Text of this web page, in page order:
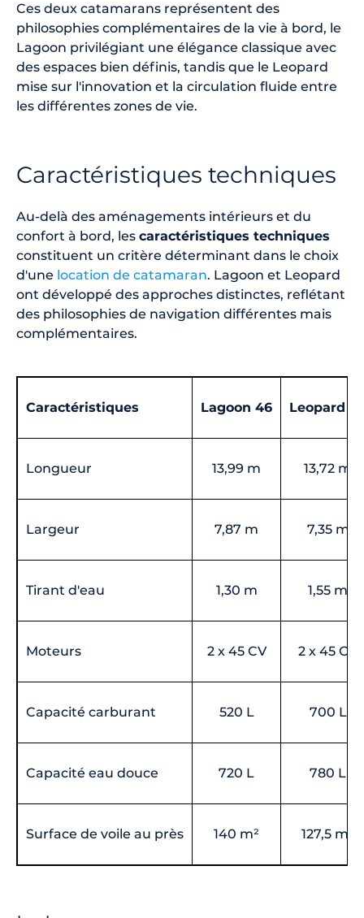
Ces deux catamarans représentent des
philosophies complémentaires de la vie à bord, le
Lagoon privilégiant une élégance classique avec
des espaces bien définis, tandis que le Leopard
mise sur l'innovation et la circulation fluide entre
les différentes zones de vie.
Caractéristiques techniques
Au-delà des aménagements intérieurs et du
confort à bord, les caractéristiques techniques
constituent un critère déterminant dans le choix
d'une location de catamaran. Lagoon et Leopard
ont développé des approches distinctes, reflétant
des philosophies de navigation différentes mais
complémentaires.
Caractéristiques Lagoon 46 Leopard
Longueur 13,99 m 13,72 m
Largeur 7,87 m 7,35 m
Tirant d'eau 1,30 m 1,55 m
Moteurs 2 x 45 CV 2 x 45 CV
Capacité carburant 520 L 700 L
Capacité eau douce 720 L 780 L
Surface de voile au près 140 m² 127,5 m²